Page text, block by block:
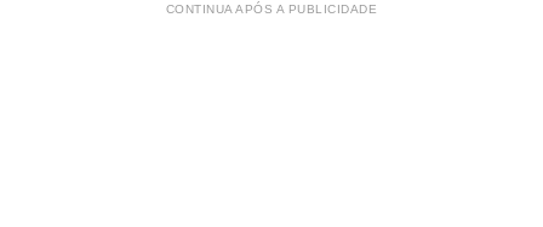
CONTINUA APÓS A PUBLICIDADE